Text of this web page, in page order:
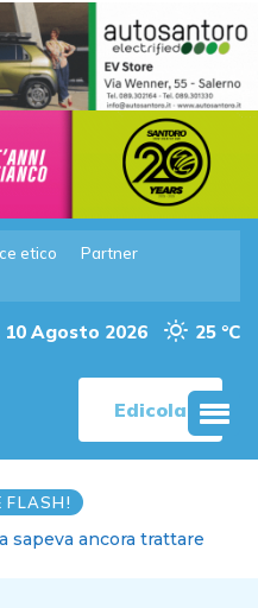
etico
Partner
10 Agosto 2026 25 °C
Edicola
FLASH!
sapeva ancora trattare